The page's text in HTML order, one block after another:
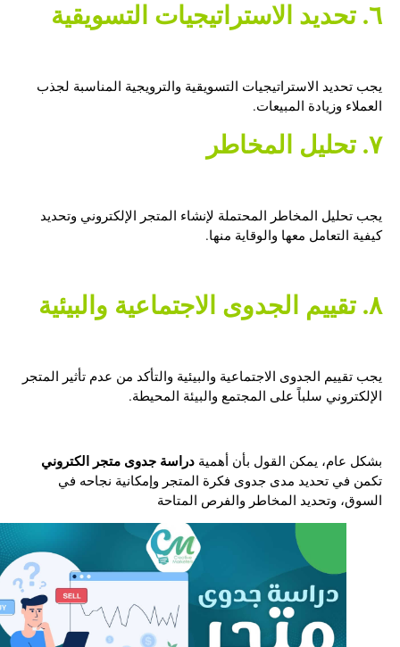
يجب تحديد الاستراتيجيات التسويقية والترويجية المناسبة لجذب
العملاء وزيادة المبيعات.
يجب تحليل المخاطر المحتملة لإنشاء المتجر الإلكتروني وتحديد
كيفية التعامل معها والوقاية منها.
يجب تقييم الجدوى الاجتماعية والبيئية والتأكد من عدم تأثير المتجر
الإلكتروني سلباً على المجتمع والبيئة المحيطة.
بشكل عام، يمكن القول بأن أهميةدراسة جدوى متجر الكتروني
تكمن في تحديد مدى جدوى فكرة المتجر وإمكانية نجاحه في
السوق، وتحديد المخاطر والفرص المتاحة